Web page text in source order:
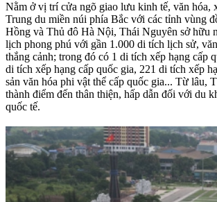
Nằm ở vị trí cửa ngõ giao lưu kinh tế, văn hóa,
Trung du miền núi phía Bắc với các tỉnh vùng
Hồng và Thủ đô Hà Nội, Thái Nguyên sở hữu
lịch phong phú với gần 1.000 di tích lịch sử,
thắng cảnh; trong đó có 1 di tích xếp hạng cấp
di tích xếp hạng cấp quốc gia, 221 di tích xếp
sản văn hóa phi vật thể cấp quốc gia... Từ lâu,
thành điểm đến thân thiện, hấp dẫn đối với du
quốc tế.